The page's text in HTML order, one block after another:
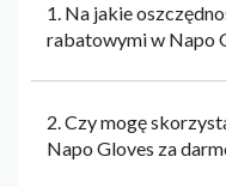
1. Na jakie
rabatowymi w Napo
2. Czy mogę
Napo Gloves za